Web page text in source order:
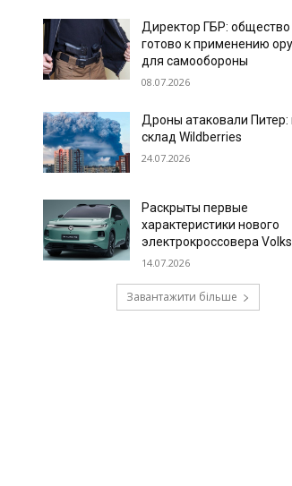
Директор ГБР: общество
готово к применению
для самообороны
08.07.2026
Дроны атаковали Питер:
склад Wildberries
24.07.2026
Раскрыты первые
характеристики нового
электрокроссовера
14.07.2026
Завантажити більше